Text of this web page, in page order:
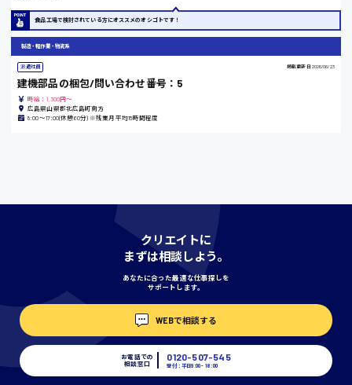
香川県
愛知県
時給1100円〜
食品工場で検討されている方にオススメのオシゴトです！
製造・軽作業・物流系
派遣社員 掲載更新日 2026/06/23
建機部品の梱包/問い合わせ番号：5
時給：1,300円～
広島県山県郡北広島町南方
8:00〜17:00(休憩60分) ※残業月平均15時間程度
クリエイトに
まずは相談しよう。
あなたに合った最適な仕事探しを
サポートします。
WEBで相談する
お電話での
相談窓口
0120-507-545
受付：平日9:00 - 18:00